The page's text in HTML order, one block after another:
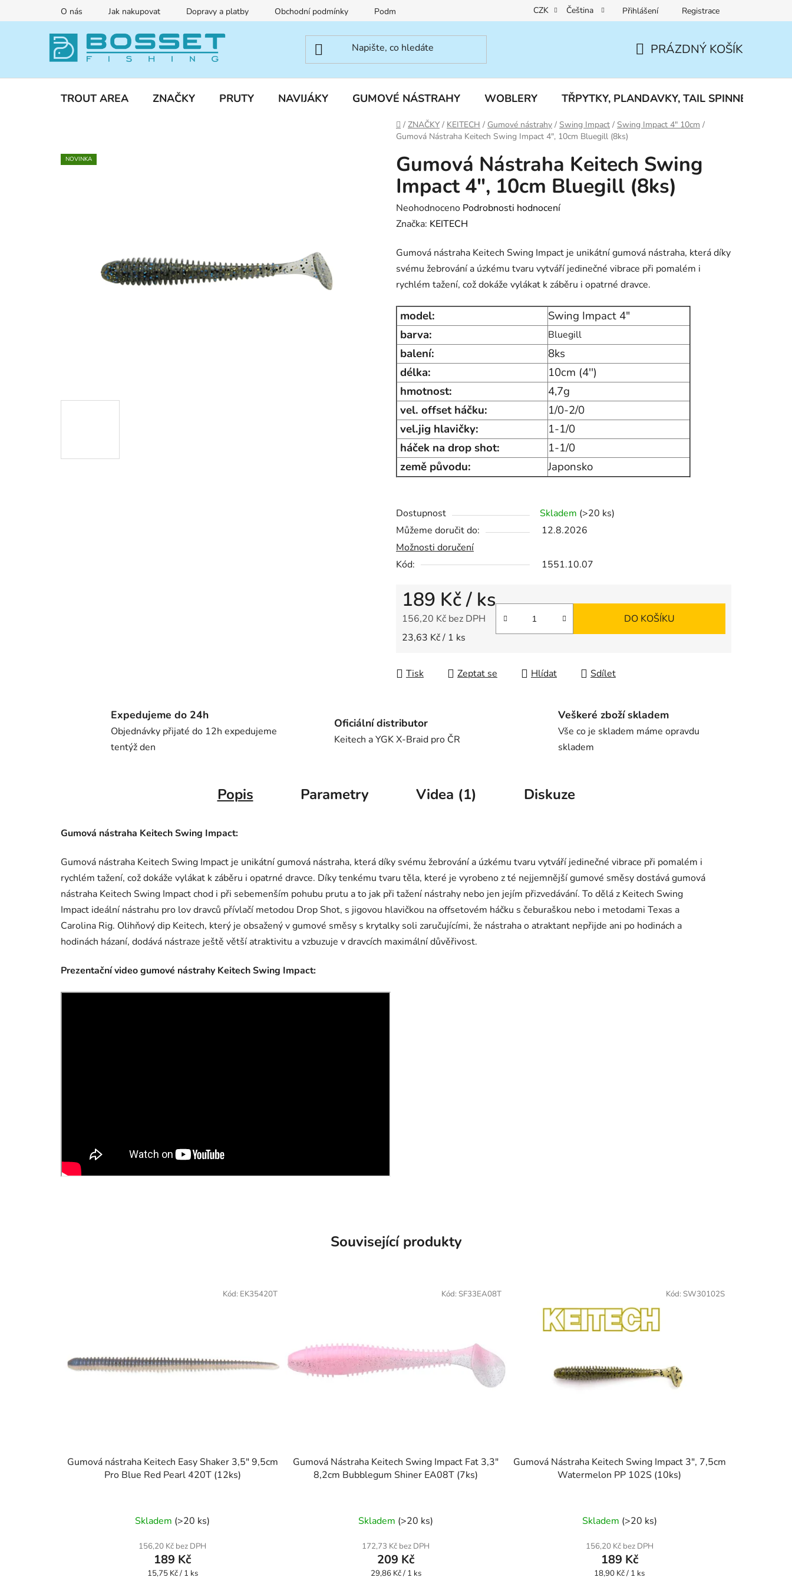
na
O nás Jak nakupovat Dopravy a platby Obchodní podmínky Podmínky ochrany osobních údajů Reklamace a vrácení zboží
CZK Čeština Přihlášení Registrace
KOŠÍK
PRÁZDNÝ KOŠÍK
TROUT AREA ZNAČKY PRUTY NAVIJÁKY GUMOVÉ NÁSTRAHY WOBLERY TŘPYTKY, PLANDAVKY, TAIL SPINNERY
Domů
/ ZNAČKY / KEITECH / Gumové nástrahy / Swing Impact / Swing Impact 4" 10cm /
Gumová Nástraha Keitech Swing Impact 4", 10cm Bluegill (8ks)
Gumová Nástraha Keitech Swing
Impact 4", 10cm Bluegill (8ks)
Průměrné
hodnocení
je
0,0
z
5
hvězdiček.
Neohodnoceno Podrobnosti hodnocení
Značka: KEITECH
Gumová nástraha Keitech Swing Impact je unikátní gumová nástraha, která díky
svému žebrování a úzkému tvaru vytváří jedinečné vibrace při pomalém i
rychlém tažení, což dokáže vylákat k záběru i opatrné dravce.
model:
Swing Impact 4"
barva:
Bluegill
balení:
8ks
délka:
10cm (4'')
hmotnost:
4,7g
vel. offset háčku:
1/0-2/0
vel.jig hlavičky:
1-1/0
háček na drop shot:
1-1/0
země původu:
Japonsko
Dostupnost Skladem (>20 ks)
Můžeme doručit do:
12.8.2026
Možnosti doručení
Kód:
1551.10.07
189 Kč/ ks
156,20 Kč bez DPH
Měrná cena:
23,63 Kč / 1 ks
DO KOŠÍKU
Tisk Zeptat se Hlídat Sdílet
NOVINKA
Expedujeme do 24h
Objednávky přijaté do 12h expedujeme
tentýž den
Oficiální distributor
Keitech a YGK X-Braid pro ČR
Veškeré zboží skladem
Vše co je skladem máme opravdu
skladem
Popis Parametry Videa (1) Diskuze
Gumová nástraha Keitech Swing Impact:
Gumová nástraha Keitech Swing Impact je unikátní gumová nástraha, která díky svému žebrování a úzkému tvaru vytváří jedinečné vibrace při pomalém i
rychlém tažení, což dokáže vylákat k záběru i opatrné dravce. Díky tenkému tvaru těla, které je vyrobeno z té nejjemnější gumové směsy dostává gumová
nástraha Keitech Swing Impact chod i při sebemenším pohubu prutu a to jak při tažení nástrahy nebo jen jejím přizvedávání. To dělá z Keitech Swing
Impact ideální nástrahu pro lov dravců přívlačí metodou Drop Shot, s jigovou hlavičkou na offsetovém háčku s čeburaškou nebo i metodami Texas a
Carolina Rig. Olihňový dip Keitech, který je obsažený v gumové směsy s krytalky soli zaručujícími, že nástraha o atraktant nepřijde ani po hodinách a
hodinách házaní, dodává nástraze ještě větší atraktivitu a vzbuzuje v dravcích maximální důvěřivost.
Prezentační video gumové nástrahy Keitech Swing Impact:
Související produkty
Gumová nástraha Keitech Easy Shaker 3,5" 9,5cm
Pro Blue Red Pearl 420T (12ks)
Skladem (>20 ks)
156,20 Kč bez DPH
189 Kč
Měrná
15,75 Kč / 1 ks
Kód: EK35420T
Gumová Nástraha Keitech Swing Impact Fat 3,3"
8,2cm Bubblegum Shiner EA08T (7ks)
Skladem (>20 ks)
172,73 Kč bez DPH
209 Kč
Měrná
29,86 Kč / 1 ks
Kód: SF33EA08T
Gumová Nástraha Keitech Swing Impact 3", 7,5cm
Watermelon PP 102S (10ks)
Skladem (>20 ks)
156,20 Kč bez DPH
189 Kč
Měrná
18,90 Kč / 1 ks
Kód: SW30102S